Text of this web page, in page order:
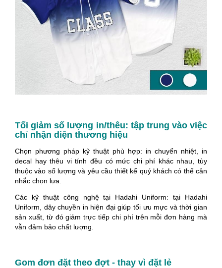
Tối giảm số lượng in/thêu: tập trung vào việc
chỉ nhận diện thương hiệu
Chọn phương pháp kỹ thuật phù hợp: in chuyển nhiệt, in
decal hay thêu vi tính đều có mức chi phí khác nhau, tùy
thuộc vào số lượng và yêu cầu thiết kế quý khách có thể cân
nhắc chọn lựa.
Các kỹ thuật công nghệ tại Hadahi Uniform: tại Hadahi
Uniform, dây chuyền in hiện đại giúp tối ưu mực và thời gian
sản xuất, từ đó giảm trực tiếp chi phí trên mỗi đơn hàng mà
vẫn đảm bảo chất lượng.
Gom đơn đặt theo đợt - thay vì đặt lẻ